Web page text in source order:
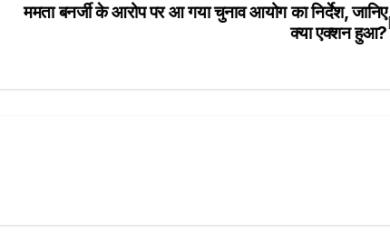
ममता बनर्जी के आरोप पर आ गया चुनाव आयोग का निर्देश, जानिए
क्या एक्शन हुआ?